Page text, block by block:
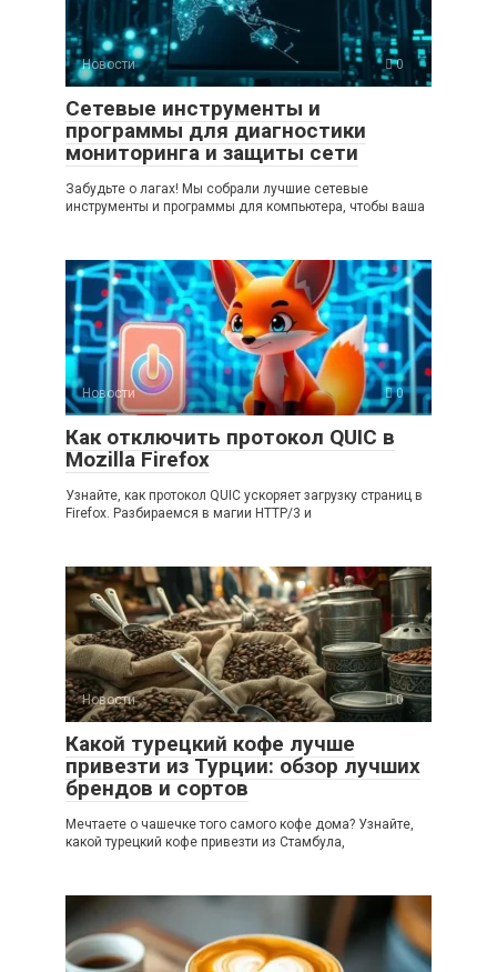
Новости 0
Сетевые инструменты и
программы для диагностики
мониторинга и защиты сети
Забудьте о лагах! Мы собрали лучшие сетевые
инструменты и программы для компьютера, чтобы ваша
Новости 0
Как отключить протокол QUIC в
Mozilla Firefox
Узнайте, как протокол QUIC ускоряет загрузку страниц в
Firefox. Разбираемся в магии HTTP/3 и
Новости 0
Какой турецкий кофе лучше
привезти из Турции: обзор лучших
брендов и сортов
Мечтаете о чашечке того самого кофе дома? Узнайте,
какой турецкий кофе привезти из Стамбула,